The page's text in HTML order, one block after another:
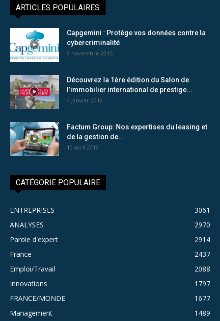
ARTICLES POPULAIRES
Capgemini : Protège vos données contre la
cybercriminalité
9 novembre 2015
Découvrez la 1ère édition du Salon de
l’immobilier international de prestige...
4 janvier 2019
Factum Group: Nos expertises du leasing et
de la gestion de...
10 avril 2019
CATÉGORIE POPULAIRE
ENTREPRISES
3061
ANALYSES
2970
Parole d'expert
2914
France
2437
Emploi/Travail
2088
Innovations
1797
FRANCE/MONDE
1677
Management
1489